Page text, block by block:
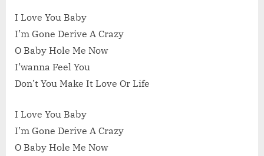
I Love You Baby
I’m Gone Derive A Crazy
O Baby Hole Me Now
I’wanna Feel You
Don’t You Make It Love Or Life
I Love You Baby
I’m Gone Derive A Crazy
O Baby Hole Me Now